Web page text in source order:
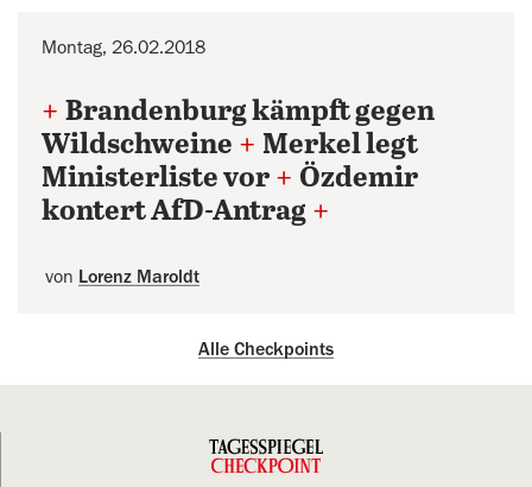
Montag, 26.02.2018
+ Brandenburg kämpft gegen
Wildschweine + Merkel legt
Ministerliste vor + Özdemir
kontert AfD-Antrag +
von Lorenz Maroldt
Alle Checkpoints